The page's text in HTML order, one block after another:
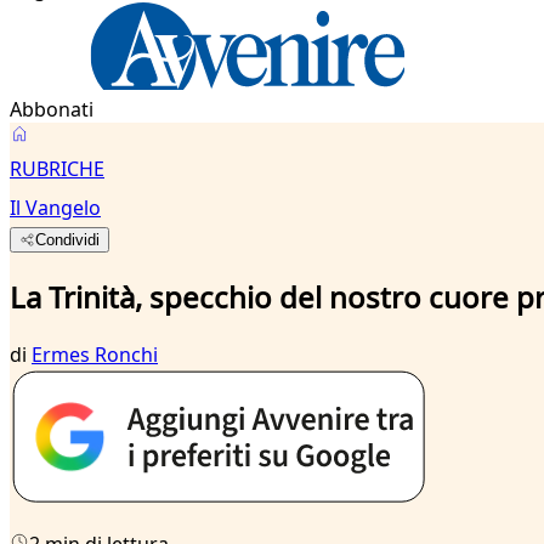
Abbonati
RUBRICHE
Il Vangelo
Condividi
La Trinità, specchio del nostro cuore
di Ermes Ronchi